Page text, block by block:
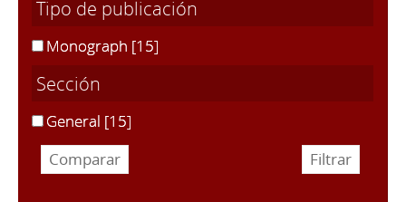
Tipo de publicación
Monograph [15]
Sección
General [15]